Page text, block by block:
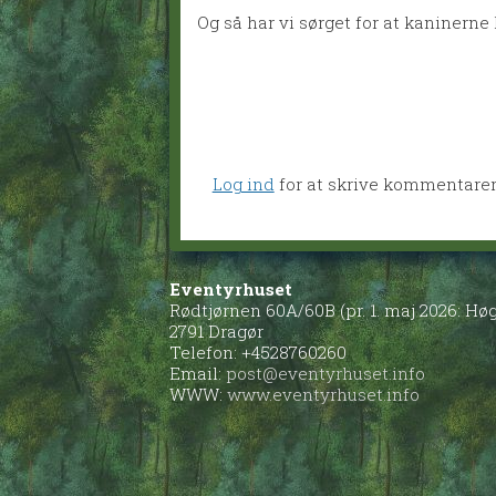
Og så har vi sørget for at kaninerne
Log indfor at skrive kommentarer
Eventyrhuset
Rødtjørnen 60A/60B (pr. 1. maj 2026:
2791 Dragør
Telefon: +4528760260
Email: post@eventyrhuset.info
WWW: www.eventyrhuset.info